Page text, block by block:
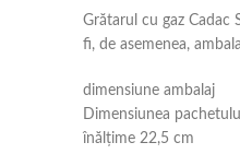
Grătarul cu gaz
fi, de asemenea,
dimensiune ambalaj
Dimensiunea
înălțime 22,5 cm